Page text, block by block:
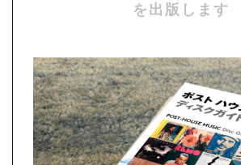
を出版します